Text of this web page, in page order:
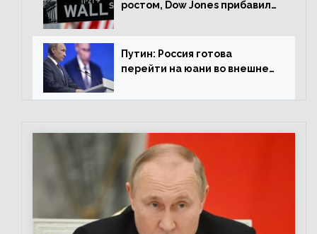
ростом, Dow Jones прибавил
Путин: Россия готова
перейти на юани во внешней